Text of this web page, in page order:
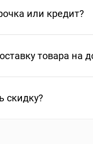
или кредит?
товара на
скидку?